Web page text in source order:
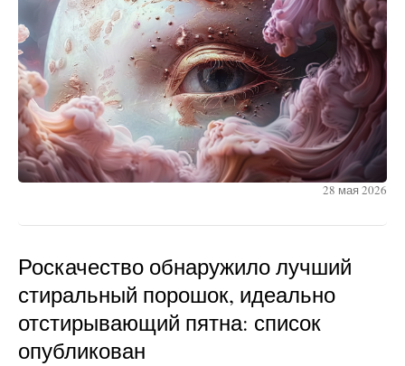
28 мая 2026
Роскачество обнаружило лучший
стиральный порошок, идеально
отстирывающий пятна: список
опубликован